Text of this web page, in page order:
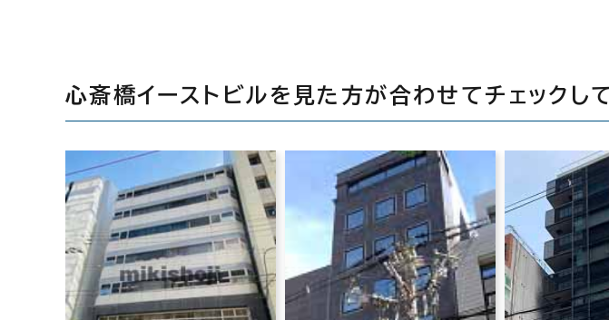
心斎橋イーストビルを見た方が合わせてチェックし